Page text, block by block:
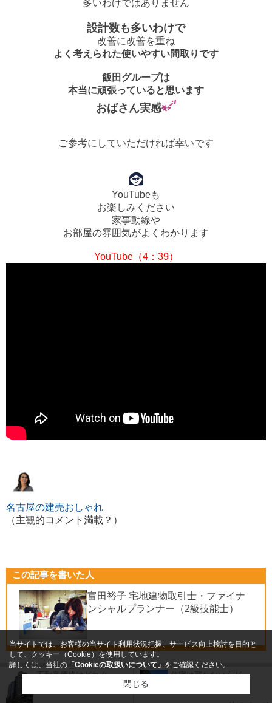
多いわけではありません
設計数も多いわけで
改善に改善を重ね
よく考えられた使いやすい間取りです
飯田グループは
本当に頑張っていると思います
おばさん実感
ご参考にしていただければ幸いです
YouTubeも
お楽しみください
家事動線や
お部屋の雰囲気がよくわかります
YouTube（4：39）
名古屋の建売おしゃれ
（主観的コメント満載？）
この記事を書いた人
富田裕子 宅地建物取引士・ファイナ
ンシャルプランナー（2級技能士）
不動産価格はどれぐ... 住宅は買わない方が...
当サイトでは、お客様の当サイト利用状況把握、サービス向上検討を目的と
して、クッキー（Cookie）を使用しています。
詳しくは、当社の 「Cookieの取扱いについて」 をご確認ください。
閉じる